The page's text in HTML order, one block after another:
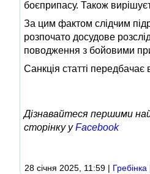
боєприпасу. Також
За цим фактом слідчим
розпочато досудове
поводження з бойовими
Санкція статті передбачає
Дізнавайтеся першими
сторінку уFacebook
28 січня 2025, 11:59 | Гребінка